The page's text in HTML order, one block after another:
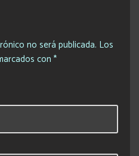
no será publicada. Los
con*